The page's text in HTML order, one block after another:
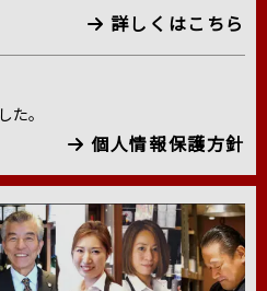
詳しくはこちら
た。
個人情報保護方針